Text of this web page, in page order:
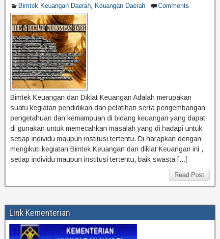
Bimtek Keuangan Daerah
Keuangan Daerah Comments
Bimtek Keuangan dan Diklat Keuangan Adalah merupakan
suatu kegiatan pendidikan dan pelatihan serta pengembangan
pengetahuan dan kemampuan di bidang keuangan yang dapat
di gunakan untuk memecahkan masalah yang di hadapi untuk
setiap individu maupun institusi tertentu. Di harapkan dengan
mengikuti kegiatan Bimtek Keuangan dan diklat Keuangan ini ,
setiap individu maupun institusi tertentu, baik swasta […]
Read Post
Link Kementerian